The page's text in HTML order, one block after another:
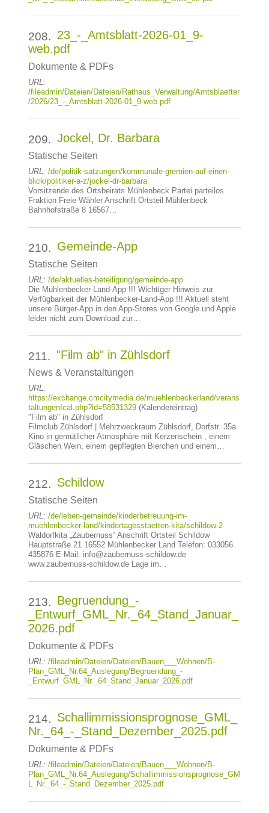
208. 23_-_Amtsblatt-2026-01_9-
web.pdf
Dokumente & PDFs
URL:
/fileadmin/Dateien/Dateien/Rathaus_Verwaltung/Amtsblaetter
/2026/23_-_Amtsblatt-2026-01_9-web.pdf
209. Jockel, Dr. Barbara
Statische Seiten
URL: /de/politik-satzungen/kommunale-gremien-auf-einen-
blick/politiker-a-z/jockel-dr-barbara
Vorsitzende des Ortsbeirats Mühlenbeck Partei parteilos
Fraktion Freie Wähler Anschrift Ortsteil Mühlenbeck
Bahnhofstraße 8 16567…
210. Gemeinde-App
Statische Seiten
URL: /de/aktuelles-beteiligung/gemeinde-app
Die Mühlenbecker-Land-App !!! Wichtiger Hinweis zur
Verfügbarkeit der Mühlenbecker-Land-App !!! Aktuell steht
unsere Bürger-App in den App-Stores von Google und Apple
leider nicht zum Download zur…
211. "Film ab" in Zühlsdorf
News & Veranstaltungen
URL:
https://exchange.cmcitymedia.de/muehlenbeckerland/verans
taltungenIcal.php?id=58531329(Kalendereintrag)
"Film ab" in Zühlsdorf
Filmclub Zühlsdorf | Mehrzweckraum Zühlsdorf, Dorfstr. 35a
Kino in gemütlicher Atmosphäre mit Kerzenschein , einem
Gläschen Wein, einem gepflegten Bierchen und einem…
212. Schildow
Statische Seiten
URL: /de/leben-gemeinde/kinderbetreuung-im-
muehlenbecker-land/kindertagesstaetten-kita/schildow-2
Waldorfkita „Zaubernuss“ Anschrift Ortsteil Schildow
Hauptstraße 21 16552 Mühlenbecker Land Telefon: 033056
435876 E-Mail: info@zaubernuss-schildow.de
www.zaubernuss-schildow.de Lage im…
213. Begruendung_-
_Entwurf_GML_Nr._64_Stand_Januar_
2026.pdf
Dokumente & PDFs
URL: /fileadmin/Dateien/Dateien/Bauen___Wohnen/B-
Plan_GML_Nr.64_Auslegung/Begruendung_-
_Entwurf_GML_Nr._64_Stand_Januar_2026.pdf
214. Schallimmissionsprognose_GML_
Nr._64_-_Stand_Dezember_2025.pdf
Dokumente & PDFs
URL: /fileadmin/Dateien/Dateien/Bauen___Wohnen/B-
Plan_GML_Nr.64_Auslegung/Schallimmissionsprognose_GM
L_Nr._64_-_Stand_Dezember_2025.pdf